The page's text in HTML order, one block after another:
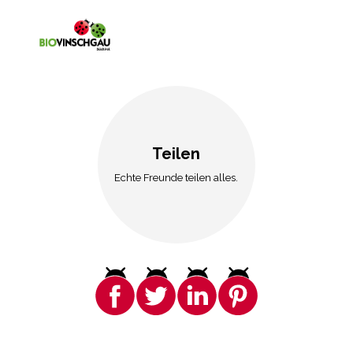
Teilen
Echte Freunde teilen alles.